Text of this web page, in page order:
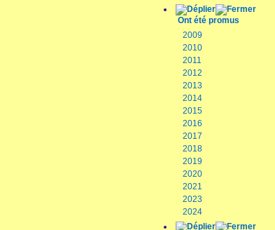
Ont été promus
2009
2010
2011
2012
2013
2014
2015
2016
2017
2018
2019
2020
2021
2023
2024